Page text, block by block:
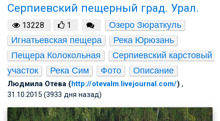
Серпиевский пещерный град. Урал.
13228 1
Озеро Зюраткуль
Игнатьевская пещера
Река Юрюзань
Пещера Колокольная
Серпиевский карстовый
участок
Река Сим Фото Описание
Людмила Отева (http://otevalm.livejournal.com/) ,
31.10.2015 (3933 дня назад)